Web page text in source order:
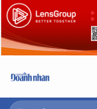
Skip
to
content